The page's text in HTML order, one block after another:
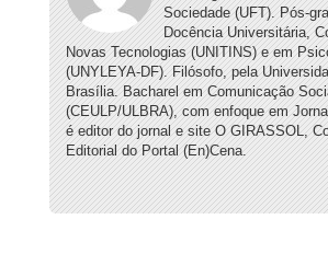
Sociedade (UFT). Pós-
Docência Universitária,
Novas Tecnologias (UNITINS) e em
(UNYLEYA-DF). Filósofo, pela
Brasília. Bacharel em Comunicação
(CEULP/ULBRA), com enfoque em
é editor do jornal e site O GIRASSOL,
Editorial do Portal (En)Cena.